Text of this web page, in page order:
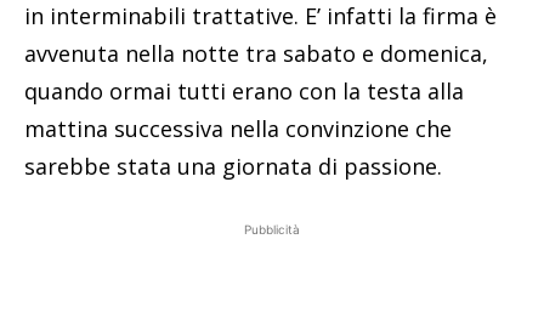
in interminabili trattative. E’ infatti la firma è
avvenuta nella notte tra sabato e domenica,
quando ormai tutti erano con la testa alla
mattina successiva nella convinzione che
sarebbe stata una giornata di passione.
Pubblicità